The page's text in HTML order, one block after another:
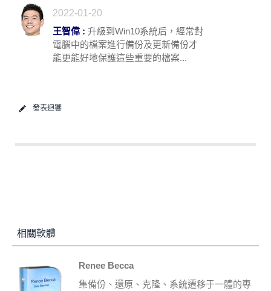
2022-01-20
王智偉 : 升級到Win10系統后，經常對
電腦中的檔案進行備份及更新備份才
能更能好地保護這些重要的檔案...
發表迴響
相關軟體
Renee Becca
集備份、還原、克隆、系統遷移于一體的專